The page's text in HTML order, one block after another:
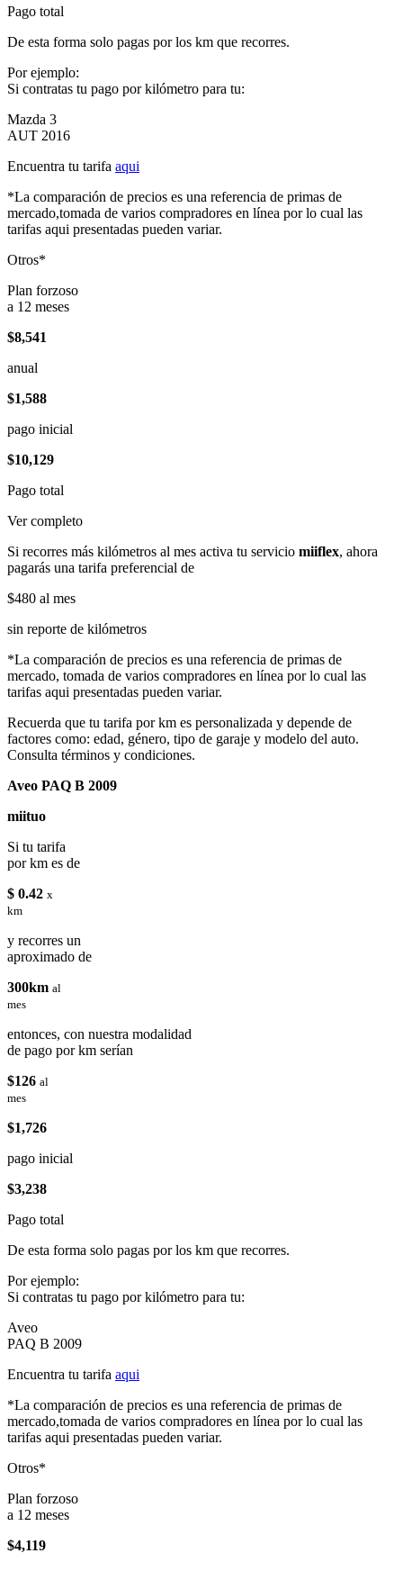
Pago total
De esta forma solo pagas por los km que recorres.
Por ejemplo:
Si contratas tu pago por kilómetro para tu:
Mazda 3
AUT 2016
Encuentra tu tarifa aqui
*La comparación de precios es una referencia de primas de
mercado,tomada de varios compradores en línea por lo cual las
tarifas aqui presentadas pueden variar.
Otros*
Plan forzoso
a 12 meses
$8,541
anual
$1,588
pago inicial
$10,129
Pago total
Ver completo
Si recorres más kilómetros al mes activa tu servicio miiflex, ahora
pagarás una tarifa preferencial de
$480 al mes
sin reporte de kilómetros
*La comparación de precios es una referencia de primas de
mercado, tomada de varios compradores en línea por lo cual las
tarifas aqui presentadas pueden variar.
Recuerda que tu tarifa por km es personalizada y depende de
factores como: edad, género, tipo de garaje y modelo del auto.
Consulta términos y condiciones.
Aveo PAQ B 2009
miituo
Si tu tarifa
por km es de
$ 0.42 x
km
y recorres un
aproximado de
300km al
mes
entonces, con nuestra modalidad
de pago por km serían
$126 al
mes
$1,726
pago inicial
$3,238
Pago total
De esta forma solo pagas por los km que recorres.
Por ejemplo:
Si contratas tu pago por kilómetro para tu:
Aveo
PAQ B 2009
Encuentra tu tarifa aqui
*La comparación de precios es una referencia de primas de
mercado,tomada de varios compradores en línea por lo cual las
tarifas aqui presentadas pueden variar.
Otros*
Plan forzoso
a 12 meses
$4,119